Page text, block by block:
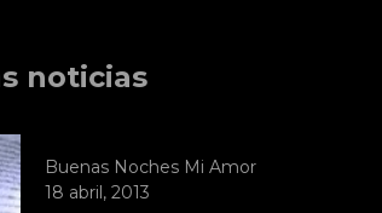
noticias
Buenas Noches Mi Amor
18 abril, 2013